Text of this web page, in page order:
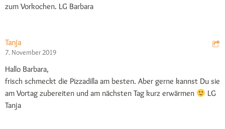
zum Vorkochen. LG Barbara
Tanja
7. November 2019
Hallo Barbara,
frisch schmeckt die Pizzadilla am besten. Aber gerne kannst Du sie
am Vortag zubereiten und am nächsten Tag kurz erwärmen
LG
Tanja